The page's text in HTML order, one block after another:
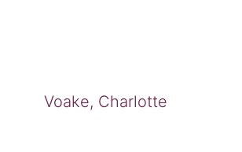
Voake, Charlotte